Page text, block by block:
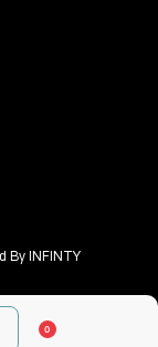
0
By INFINTY